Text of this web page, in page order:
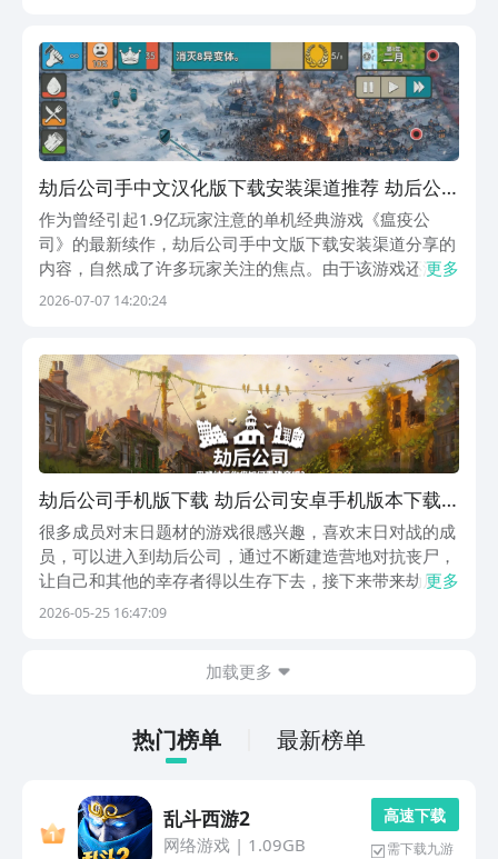
劫...
劫后公司手中文汉化版下载安装渠道推荐 劫后公
司不用钱下载安装链接
作为曾经引起1.9亿玩家注意的单机经典游戏《瘟疫公
司》的最新续作，劫后公司手中文版下载安装渠道分享的
内容，自然成了许多玩家关注的焦点。由于该游戏还没有
正式上线，目前没有直接的下载途径，但是玩家可以借助
司》...
更多
2026-07-07 14:20:24
劫后公司手机版下载 劫后公司安卓手机版本下载
安装链接
很多成员对末日题材的游戏很感兴趣，喜欢末日对战的成
员，可以进入到劫后公司，通过不断建造营地对抗丧尸，
让自己和其他的幸存者得以生存下去，接下来带来劫后公
司手机版下载，喜欢末日设定的成员，不要错过游戏，大
更多
2026-05-25 16:47:09
加载更多
热门榜单 最新榜单
乱斗西游2
网络游戏| 1.09GB
高 速 下 载
需下载九游